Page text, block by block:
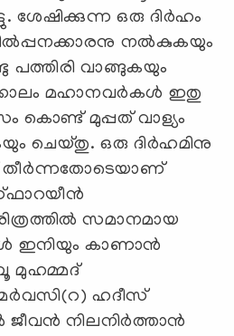
ശേഷിക്കുന്ന ഒരു ദിർഹം
നൽകുകയും
പത്തിരി വാങ്ങുകയും
മഹാനവർകൾ ഇതു
കൊണ്ട് മുപ്പത് വാള്യം
ചെയ്തു. ഒരു ദിർഹമിനു
തീർന്നതോടെയാണ്
സമാനമായ
ഇനിയും കാണാൻ
മുഹമ്മദ്
ഹദീസ്
ജീവൻ നിലനിർത്താൻ